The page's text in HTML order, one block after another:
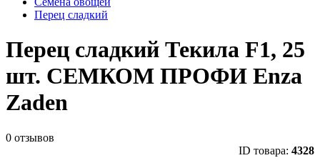
Перец сладкий
Перец сладкий Текила F1, 25
шт. СЕМКОМ ПРОФИ Enza
Zaden
0 отзывов
ID товара: 4328